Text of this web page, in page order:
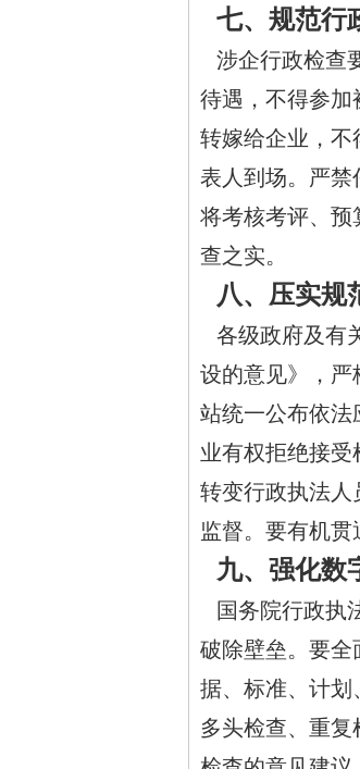
七、规范行
涉企行政检查
待遇，不得参加
转嫁给企业，不
表人到场。严禁
将考核考评、预
查之实。
八、压实规
各级政府及有
设的意见》，严
站统一公布依法
业有权拒绝接
转变行政执法人
监督。要有机贯
九、强化数
国务院行政执
破除壁垒。要全
据、标准、计划
多头检查、重